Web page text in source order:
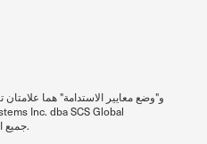
Services. ©2026. جميع الحقوق محفوظة.